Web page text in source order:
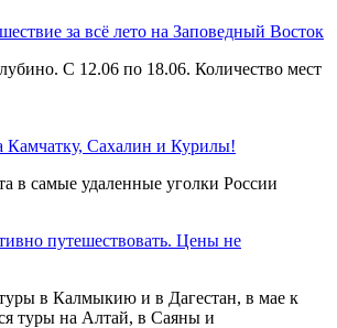
за всё лето на Заповедный Восток
С 12.06 по 18.06. Количество мест
Камчатку, Сахалин и Курилы!
в самые удаленные уголки России
путешествовать. Цены не
в Калмыкию и в Дагестан, в мае к
туры на Алтай, в Саяны и